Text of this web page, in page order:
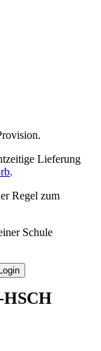
Lieferung
.
Regel zum
Schule
HSCH